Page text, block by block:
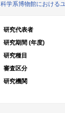
科学系博物館における
研究代表者
研究期間 (年度)
研究種目
審査区分
研究機関